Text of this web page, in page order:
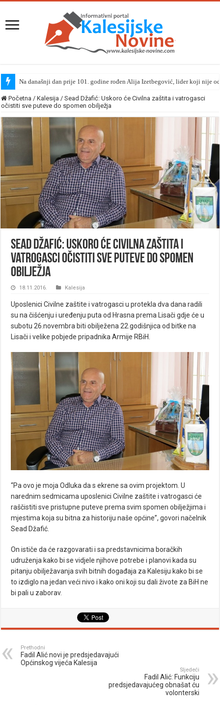
Na današnji dan prije 101. godine rođen Alija Izetbegović, lider koji nije
Početna / Kalesija / Sead Džafić: Uskoro će Civilna zaštita i vatrogasci
očistiti sve puteve do spomen obilježja
Sead Džafić: Uskoro će Civilna zaštita i
vatrogasci očistiti sve puteve do spomen
obilježja
18.11.2016. Kalesija
Uposlenici Civilne zaštite i vatrogasci u protekla dva dana radili
su na čišćenju i uređenju puta od Hrasna prema Lisači gdje će u
subotu 26.novembra biti obilježena 22.godišnjica od bitke na
Lisači i velike pobjede pripadnika Armije RBiH.
“Pa ovo je moja Odluka da s ekrene sa ovim projektom. U
narednim sedmicama uposlenici Civilne zaštite i vatrogasci će
raščistiti sve pristupne puteve prema svim spomen obilježjima i
mjestima koja su bitna za historiju naše općine”, govori načelnik
Sead Džafić.
On ističe da će razgovarati i sa predstavnicima boračkih
udruženja kako bi se vidjele njihove potrebe i planovi kada su
pitanju obilježavanja svih bitnih događaja za Kalesiju kako bi se
to izdiglo na jedan veći nivo i kako oni koji su dali živote za BiH ne
bi pali u zaborav.
Prethodni
Fadil Alić novi je predsjedavajući
Općinskog vijeća Kalesija
Sljedeći
Fadil Alić: Funkciju
predsjedavajućeg obnašat ću
volonterski